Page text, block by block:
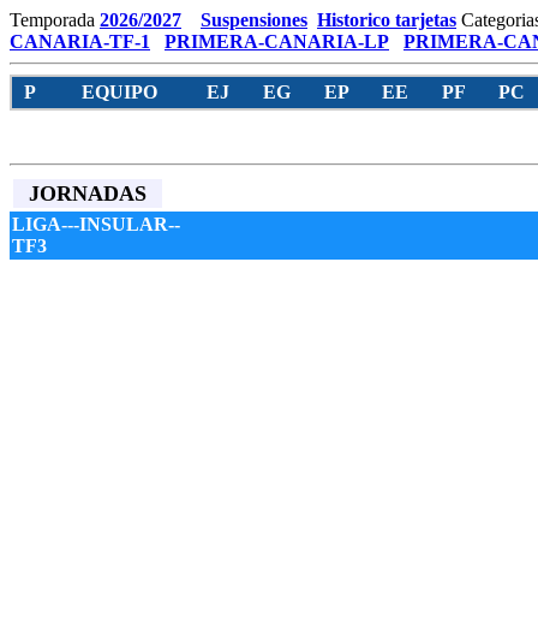
Temporada 2026/2027 Suspensiones Historico tarjetas
CANARIA-TF-1
PRIMERA-CANARIA-LP PRIMERA-
P EQUIPO EJ EG EP EE PF PC
JORNADAS
LIGA---INSULAR--
TF3